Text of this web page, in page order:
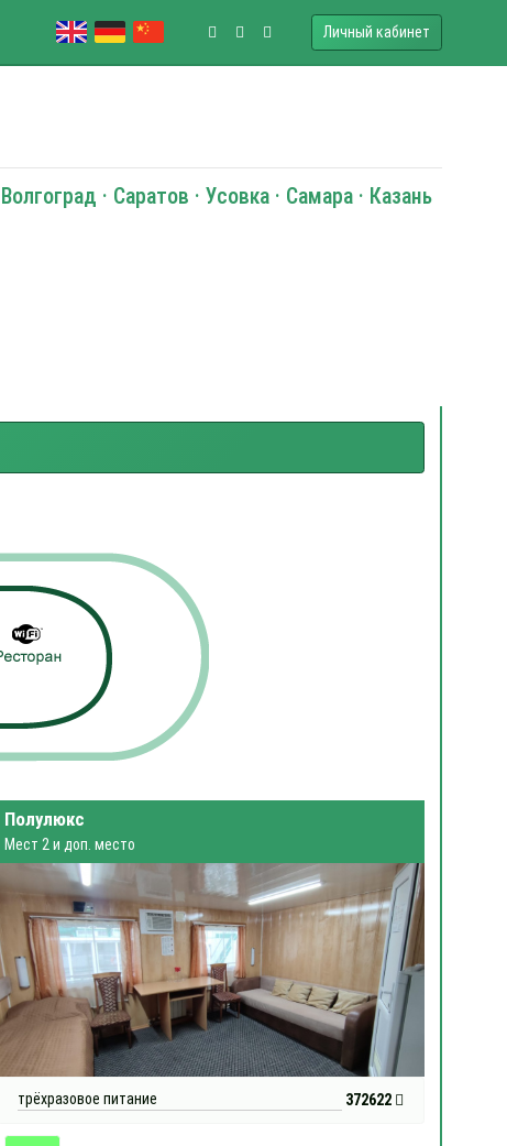
Личный кабинет
· Саратов · Усовка · Самара · Казань
Полулюкс
Мест 2 и доп. место
трёхразовое питание 372622